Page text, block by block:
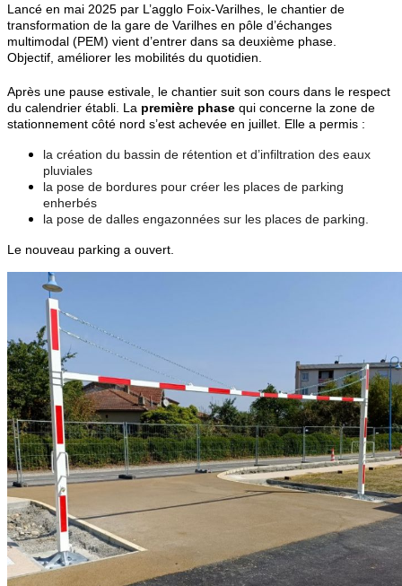
Lancé en mai 2025 par L’agglo Foix-Varilhes, le chantier de
transformation de la gare de Varilhes en pôle d’échanges
multimodal (PEM) vient d’entrer dans sa deuxième phase.
Objectif, améliorer les mobilités du quotidien.
Après une pause estivale, le chantier suit son cours dans le respect
du calendrier établi. La première phase qui concerne la zone de
stationnement côté nord s’est achevée en juillet. Elle a permis :
la création du bassin de rétention et d’infiltration des eaux
pluviales
la pose de bordures pour créer les places de parking
enherbés
la pose de dalles engazonnées sur les places de parking.
Le nouveau parking a ouvert.